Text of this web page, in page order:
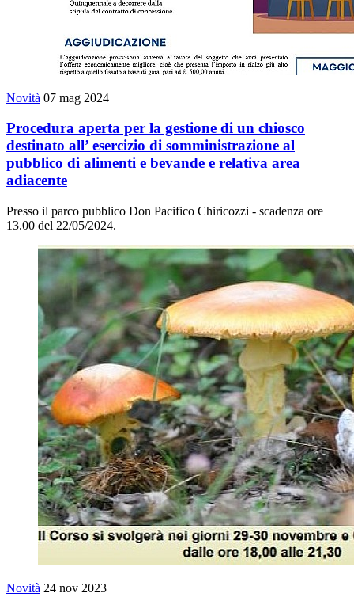
Novità 07 mag 2024
Procedura aperta per la gestione di un chiosco
destinato all’ esercizio di somministrazione al
pubblico di alimenti e bevande e relativa area
adiacente
Presso il parco pubblico Don Pacifico Chiricozzi - scadenza ore
13.00 del 22/05/2024.
Novità 24 nov 2023